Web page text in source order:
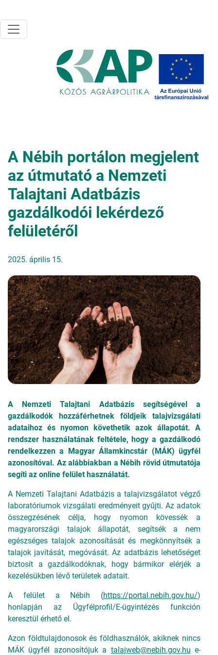
A Nébih portálon megjelent
az útmutató a Nemzeti
Talajtani Adatbázis
gazdálkodói lekérdező
felületéről
2025. április 15.
A Nemzeti Talajtani Adatbázis segítségével a
gazdálkodók hozzáférhetnek földjeik talajvizsgálati
adataihoz és nyomon követhetik azok állapotát. A
rendszer használatának feltétele, hogy a gazdálkodó
rendelkezzen a Magyar Államkincstár (MÁK) ügyfél
azonosítóval. Az alábbiakban a Nébih rövid útmutatója
segíti az online felület használatát.
A Nemzeti Talajtani Adatbázis a talajvizsgálatot végző
laboratóriumok vizsgálati eredményeit gyűjti. Az adatok
összegzésének célja, hogy nyomon kövessék a
magyarországi talajok állapotát, segítsék a nem
egészséges talajok azonosítását és megkönnyítsék a
talajok javítását, megóvását. Az adatbázis lehetőséget
biztosít a gazdálkodóknak, hogy bármikor elérjék a
kezelésükben lévő területek adatait.
A felület a Nébih (https://portal.nebih.gov.hu/)
honlapján az Ügyfélprofil/E-ügyintézés funkción
keresztül érhető el.
Azon földtulajdonosok és földhasználók, akiknek nincs
MÁK ügyfél azonosítójuk a talajweb@nebih.gov.hu e-